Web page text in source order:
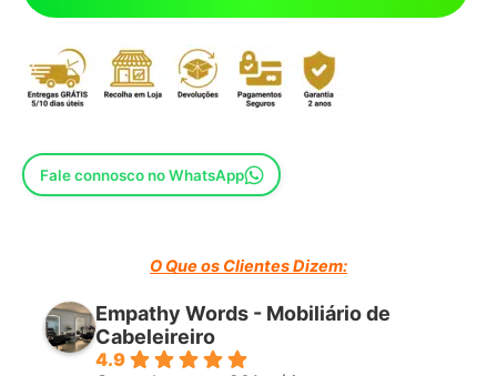
Fale connosco no WhatsApp
O Que os Clientes Dizem:
Empathy Words - Mobiliário de
Cabeleireiro
4.9